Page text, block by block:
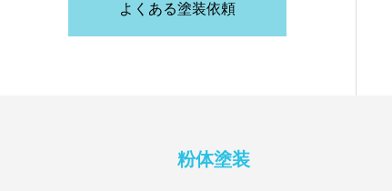
よくある塗装依頼
粉体塗装